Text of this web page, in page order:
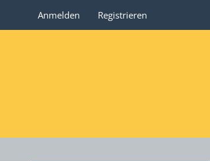
Anmelden Registrieren